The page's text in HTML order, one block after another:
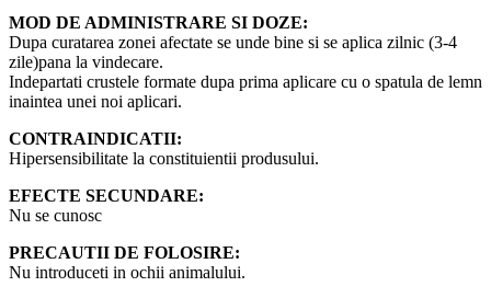
MOD DE ADMINISTRARE SI DOZE:
Dupa curatarea zonei afectate se unde bine si se aplica zilnic (3-4
zile)pana la vindecare.
Indepartati crustele formate dupa prima aplicare cu o spatula de lemn
inaintea unei noi aplicari.
CONTRAINDICATII:
Hipersensibilitate la constituientii produsului.
EFECTE SECUNDARE:
Nu se cunosc
PRECAUTII DE FOLOSIRE:
Nu introduceti in ochii animalului.